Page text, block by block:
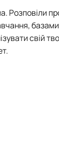
Розповіли
базами
свій